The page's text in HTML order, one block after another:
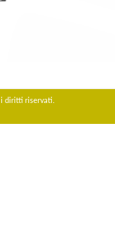
diritti riservati.